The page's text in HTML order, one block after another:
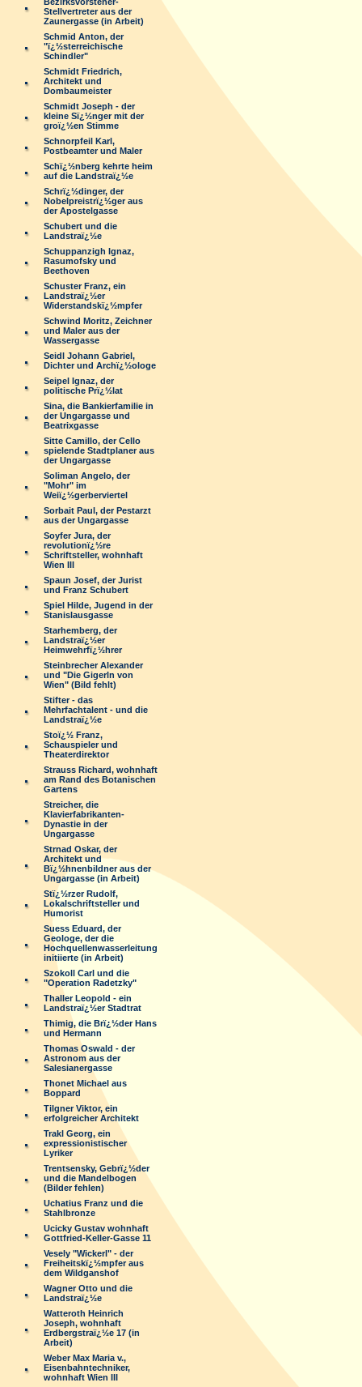
Stellvertreter aus der
Zaunergasse (in Arbeit)
Schmid Anton, der
"ï¿½sterreichische
Schindler"
Schmidt Friedrich,
Architekt und
Dombaumeister
Schmidt Joseph - der
kleine Sï¿½nger mit der
groï¿½en Stimme
Schnorpfeil Karl,
Postbeamter und Maler
Schï¿½nberg kehrte heim
auf die Landstraï¿½e
Schrï¿½dinger, der
Nobelpreistrï¿½ger aus
der Apostelgasse
Schubert und die
Landstraï¿½e
Schuppanzigh Ignaz,
Rasumofsky und
Beethoven
Schuster Franz, ein
Landstraï¿½er
Widerstandskï¿½mpfer
Schwind Moritz, Zeichner
und Maler aus der
Wassergasse
Seidl Johann Gabriel,
Dichter und Archï¿½ologe
Seipel Ignaz, der
politische Prï¿½lat
Sina, die Bankierfamilie in
der Ungargasse und
Beatrixgasse
Sitte Camillo, der Cello
spielende Stadtplaner aus
der Ungargasse
Soliman Angelo, der
"Mohr" im
Weiï¿½gerberviertel
Sorbait Paul, der Pestarzt
aus der Ungargasse
Soyfer Jura, der
revolutionï¿½re
Schriftsteller, wohnhaft
Wien III
Spaun Josef, der Jurist
und Franz Schubert
Spiel Hilde, Jugend in der
Stanislausgasse
Starhemberg, der
Landstraï¿½er
Heimwehrfï¿½hrer
Steinbrecher Alexander
und "Die Gigerln von
Wien" (Bild fehlt)
Stifter - das
Mehrfachtalent - und die
Landstraï¿½e
Stoï¿½ Franz,
Schauspieler und
Theaterdirektor
Strauss Richard, wohnhaft
am Rand des Botanischen
Gartens
Streicher, die
Klavierfabrikanten-
Dynastie in der
Ungargasse
Strnad Oskar, der
Architekt und
Bï¿½hnenbildner aus der
Ungargasse (in Arbeit)
Stï¿½rzer Rudolf,
Lokalschriftsteller und
Humorist
Suess Eduard, der
Geologe, der die
Hochquellenwasserleitung
initiierte (in Arbeit)
Szokoll Carl und die
"Operation Radetzky"
Thaller Leopold - ein
Landstraï¿½er Stadtrat
Thimig, die Brï¿½der Hans
und Hermann
Thomas Oswald - der
Astronom aus der
Salesianergasse
Thonet Michael aus
Boppard
Tilgner Viktor, ein
erfolgreicher Architekt
Trakl Georg, ein
expressionistischer
Lyriker
Trentsensky, Gebrï¿½der
und die Mandelbogen
(Bilder fehlen)
Uchatius Franz und die
Stahlbronze
Ucicky Gustav wohnhaft
Gottfried-Keller-Gasse 11
Vesely "Wickerl" - der
Freiheitskï¿½mpfer aus
dem Wildganshof
Wagner Otto und die
Landstraï¿½e
Watteroth Heinrich
Joseph, wohnhaft
Erdbergstraï¿½e 17 (in
Arbeit)
Weber Max Maria v.,
Eisenbahntechniker,
wohnhaft Wien III